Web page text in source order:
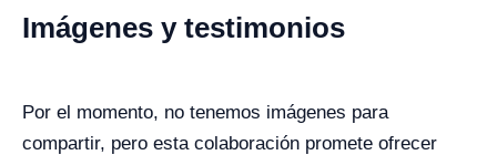
Imágenes y testimonios
Por el momento, no tenemos imágenes para
compartir, pero esta colaboración promete ofrecer